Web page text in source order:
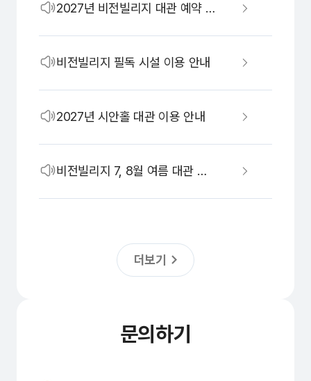
2027년 비전빌리지 대관 예약 안내
비전빌리지 필독 시설 이용 안내
2027년 시안홀 대관 이용 안내
비전빌리지 7, 8월 여름 대관 마감 안내
더보기
문의하기